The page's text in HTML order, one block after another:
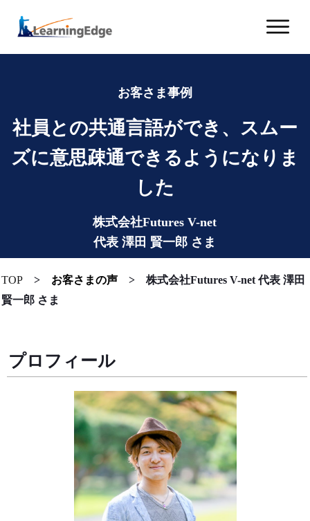
お客さま事例
社員との共通言語ができ、スムー
ズに意思疎通できるようになりま
した
株式会社Futures V-net
代表 澤田 賢一郎 さま
TOP > お客さまの声 > 株式会社Futures V-net 代表 澤田
賢一郎 さま
プロフィール